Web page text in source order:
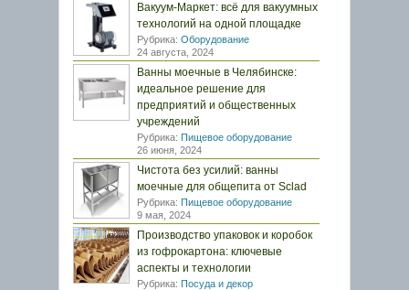
Вакуум-Маркет: всё для вакуумных
технологий на одной площадке
Рубрика: Оборудование
24 августа, 2024
Ванны моечные в Челябинске:
идеальное решение для
предприятий и общественных
учреждений
Рубрика: Пищевое оборудование
26 июня, 2024
Чистота без усилий: ванны
моечные для общепита от Sclad
Рубрика: Пищевое оборудование
9 мая, 2024
Производство упаковок и коробок
из гофрокартона: ключевые
аспекты и технологии
Рубрика: Посуда и декор